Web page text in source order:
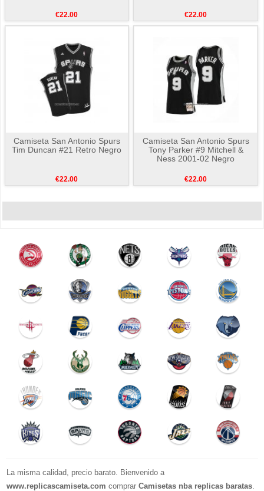
€22.00 €22.00
Camiseta San Antonio Spurs
Tim Duncan #21 Retro Negro
€22.00
Camiseta San Antonio Spurs
Tony Parker #9 Mitchell &
Ness 2001-02 Negro
€22.00
La misma calidad, precio barato. Bienvenido a
www.replicascamiseta.com comprar Camisetas nba replicas baratas